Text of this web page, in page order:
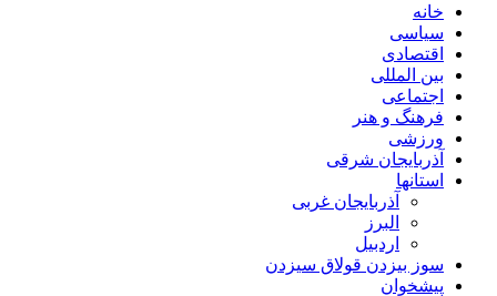
خانه
سیاسی
اقتصادی
بین المللی
اجتماعی
فرهنگ و هنر
ورزشی
آذربایجان شرقی
استانها
آذربایجان غربی
البرز
اردبیل
سوز بیزدن قولاق سیزدن
پیشخوان